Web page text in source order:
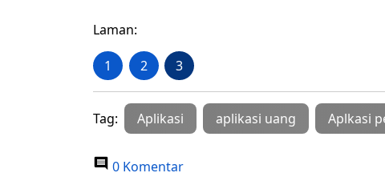
Laman:
1 2 3
Tag: Aplikasi aplikasi uang Aplkasi
0 Komentar